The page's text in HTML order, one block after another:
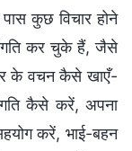
पास कुछ विचार होने
कर चुके हैं, जैसे
के वचन कैसे खाएँ-
कैसे करें, अपना
करें, भाई-बहन